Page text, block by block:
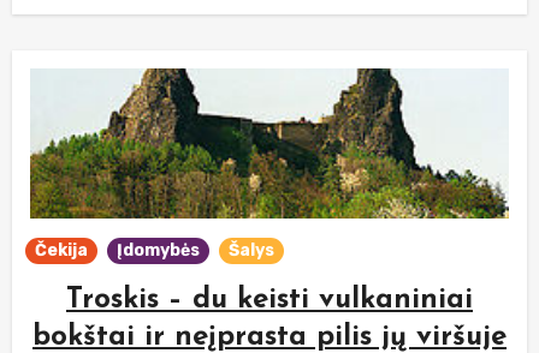
Čekija Įdomybės Šalys
Troskis – du keisti vulkaniniai
bokštai ir neįprasta pilis jų viršuje